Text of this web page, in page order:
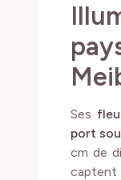
Ses
port
cm de
captent